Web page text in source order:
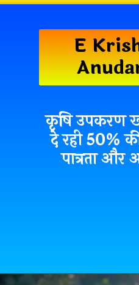
E
कृषि उपकरण
दे रही 50%
पात्रता और